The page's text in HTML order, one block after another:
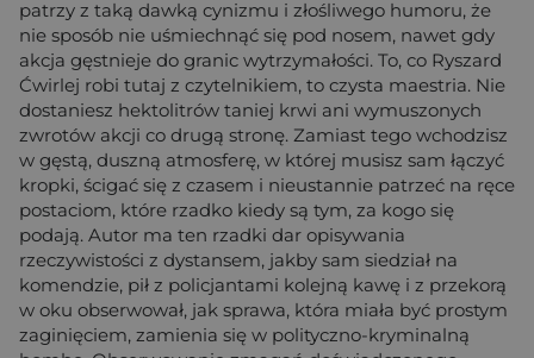
patrzy z taką dawką cynizmu i złośliwego humoru, że
nie sposób nie uśmiechnąć się pod nosem, nawet gdy
akcja gęstnieje do granic wytrzymałości. To, co Ryszard
Ćwirlej robi tutaj z czytelnikiem, to czysta maestria. Nie
dostaniesz hektolitrów taniej krwi ani wymuszonych
zwrotów akcji co drugą stronę. Zamiast tego wchodzisz
w gęstą, duszną atmosferę, w której musisz sam łączyć
kropki, ścigać się z czasem i nieustannie patrzeć na ręce
postaciom, które rzadko kiedy są tym, za kogo się
podają. Autor ma ten rzadki dar opisywania
rzeczywistości z dystansem, jakby sam siedział na
komendzie, pił z policjantami kolejną kawę i z przekorą
w oku obserwował, jak sprawa, która miała być prostym
zaginięciem, zamienia się w polityczno-kryminalną